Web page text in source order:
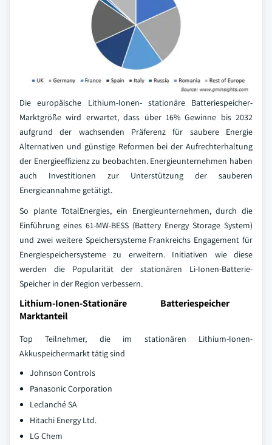
Die europäische Lithium-Ionen- stationäre Batteriespeicher-
Marktgröße wird erwartet, dass über 16% Gewinne bis 2032
aufgrund der wachsenden Präferenz für saubere Energie
Alternativen und günstige Reformen bei der Aufrechterhaltung
der Energieeffizienz zu beobachten. Energieunternehmen haben
auch Investitionen zur Unterstützung der sauberen
Energieannahme getätigt.
So plante TotalEnergies, ein Energieunternehmen, durch die
Einführung eines 61-MW-BESS (Battery Energy Storage System)
und zwei weitere Speichersysteme Frankreichs Engagement für
Energiespeichersysteme zu erweitern. Initiativen wie diese
werden die Popularität der stationären Li-Ionen-Batterie-
Speicher in der Region verbessern.
Lithium-Ionen-Stationäre Batteriespeicher
Marktanteil
Top Teilnehmer, die im stationären Lithium-Ionen-
Akkuspeichermarkt tätig sind
Johnson Controls
Panasonic Corporation
Leclanché SA
Hitachi Energy Ltd.
LG Chem